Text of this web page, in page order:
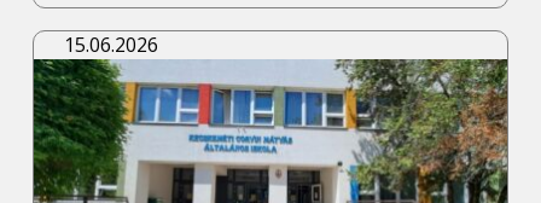
Ekoszkoła
2026
15.06.2026